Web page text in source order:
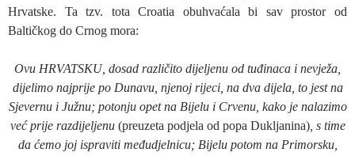
Hrvatske. Ta tzv. tota Croatia obuhvaćala bi sav prostor od
Baltičkog do Crnog mora:
Ovu HRVATSKU, dosad različito dijeljenu od tuđinaca i nevježa,
dijelimo najprije po Dunavu, njenoj rijeci, na dva dijela, to jest na
Sjevernu i Južnu; potonju opet na Bijelu i Crvenu, kako je nalazimo
već prije razdijeljenu (preuzeta podjela od popa Dukljanina), s time
da ćemo joj ispraviti međudjelnicu; Bijelu potom na Primorsku,